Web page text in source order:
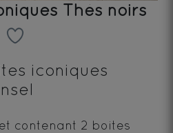
Thés noirs
iconiques
contenant 2 boites